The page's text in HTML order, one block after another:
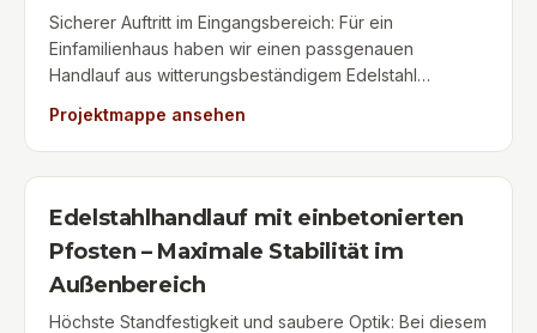
Aufwertung für Terrasse und Gebäude in Remscheid &
Umgebung.
Sicherer Auftritt im Eingangsbereich: Für ein
Einfamilienhaus haben wir einen passgenauen
Handlauf aus witterungsbeständigem Edelstahl
wurden direkt auf den Stufen der Eingangstreppe
verankert. Durch den Einsatz von Edelstahl-Hutmuttern
entsteht eine optisch extrem saubere Verschraubung
ohne scharfe Kanten – langlebig, pflegeleicht und eine
Projektmappe ansehen
Edelstahlhandlauf mit einbetonierten
Pfosten – Maximale Stabilität im
Außenbereich
Höchste Standfestigkeit und saubere Optik: Bei diesem